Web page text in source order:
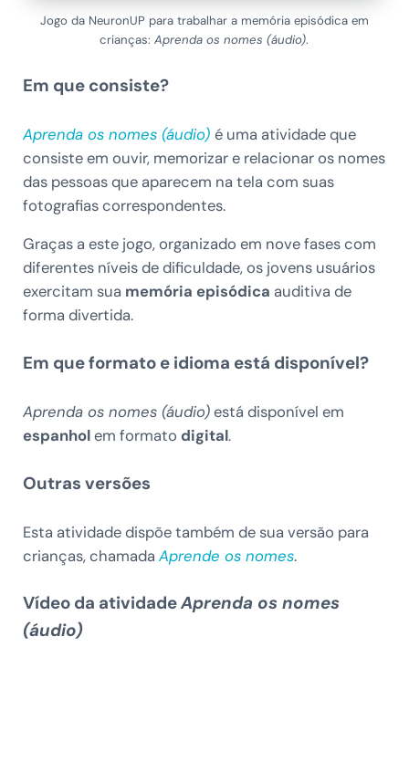
Jogo da NeuronUP para trabalhar a memória episódica em
crianças:Aprenda os nomes (áudio).
Em que consiste?
Aprenda os nomes (áudio) é uma atividade que
consiste em ouvir, memorizar e relacionar os nomes
das pessoas que aparecem na tela com suas
fotografias correspondentes.
Graças a este jogo, organizado em nove fases com
diferentes níveis de dificuldade, os jovens usuários
exercitam sua memória episódica auditiva de
forma divertida.
Em que formato e idioma está disponível?
Aprenda os nomes (áudio)está disponível em
espanholem formato digital.
Outras versões
Esta atividade dispõe também de sua versão para
crianças, chamada Aprende os nomes.
Vídeo da atividadeAprenda os nomes
(áudio)